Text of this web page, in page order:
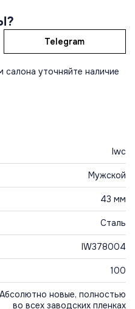
Telegram
уточняйте наличие
Iwc
Мужской
43 мм
Сталь
IW378004
100
Абсолютно новые, полностью
во всех заводских пленках